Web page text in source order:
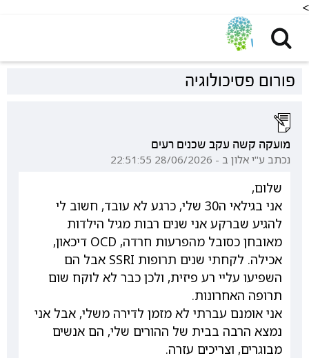
<
פורום פסיכולוגיה
מועקה קשה עקב שכנים רעים
נכתב ע"י אלון ב - 28/06/2026 22:51:55
שלום,
אני בגילאי ה30 שלי, כרגע לא עובד, חשוב לי
להגיע שברקע אני שנים רבות מגיל הילדות
מאובחן כסובל מהפרעות חרדה, OCD דיכאון,
אכילה. לקחתי שנים תרופות SSRI אבל הם
השפיעו עליי רע פיזית, ולכן כבר לא לוקח שום
תרופה האחרונות.
אני אומנם עברתי לא מזמן לדירה משלי, אבל אני
נמצא הרבה בבית של ההורים שלי, הם אנשים
מבוגרים, וצריכים עזרה.